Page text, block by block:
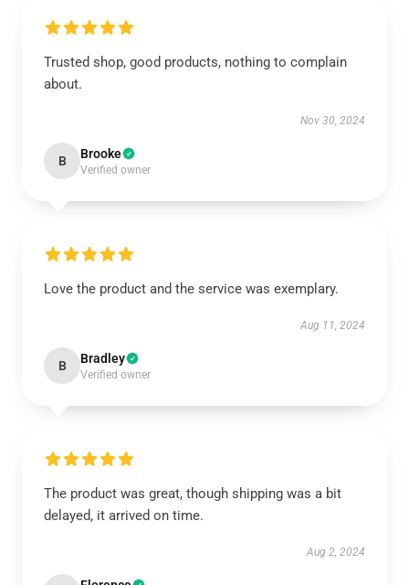
Trusted shop, good products, nothing to complain
about.
Nov 30, 2024
B Brooke
Verified owner
Love the product and the service was exemplary.
Aug 11, 2024
B Bradley
Verified owner
The product was great, though shipping was a bit
delayed, it arrived on time.
Aug 2, 2024